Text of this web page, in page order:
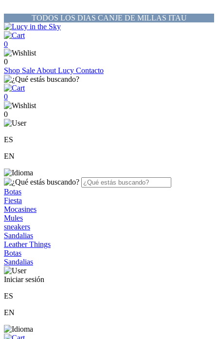
TODOS LOS DIAS CANJE DE MILLAS ITAU
0
0
Shop Sale About Lucy Contacto
0
0
ES
EN
Botas
Fiesta
Mocasines
Mules
sneakers
Sandalias
Leather Things
Botas
Sandalias
Iniciar sesión
ES
EN